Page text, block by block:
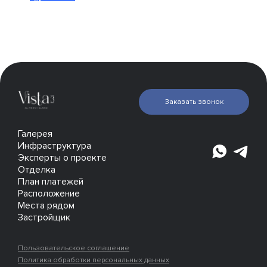
Галерея
Инфраструктура
Эксперты о проекте
Отделка
План платежей
Расположение
Места рядом
Застройщик
Заказать звонок
Пользовательское соглашение
Политика обработки персональных данных